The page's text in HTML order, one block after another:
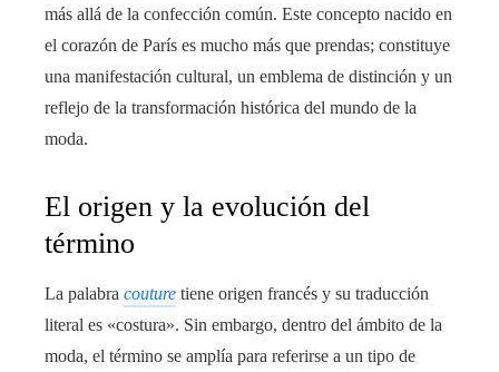
más allá de la confección común. Este concepto nacido en
el corazón de París es mucho más que prendas; constituye
una manifestación cultural, un emblema de distinción y un
reflejo de la transformación histórica del mundo de la
moda.
El origen y la evolución del
término
La palabra couture tiene origen francés y su traducción
literal es «costura». Sin embargo, dentro del ámbito de la
moda, el término se amplía para referirse a un tipo de